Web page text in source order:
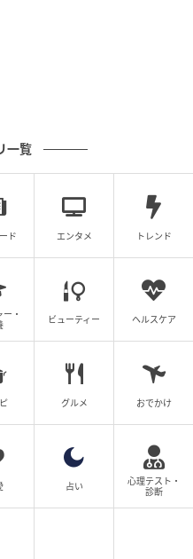
２Wayで使える「ボス
、小物が迷子になるこ
ースのキャリーバー通し
使うときも楽に移動が
エットがデザイン
一覧
ド エンタメ トレンド
・
ビューティー ヘルスケア
グルメ おでかけ
占い
心理テスト・
診断